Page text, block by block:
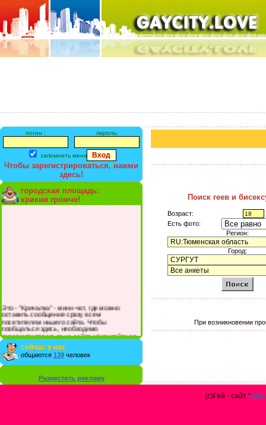
логин : пароль:
запомнить меня
Чтобы зарегистрироваться, нажми
здесь!
городская площадь:
крикни громче!
Это - "Кричалка" - мини-чат, где можно
оставить сообщение сразу всем
посетителям нашего сайта. Чтобы
пообщаться здесь, необходимо
зарегистрироваться на сайте и/или войти со
своими логином и паролем.
сейчас у нас
общаются 139 человек
Разместить рекламу
Поиск геев и
Возраст:
Есть фото:
Регион:
Город:
При возникновении
(с)Гей - сайт "Gay